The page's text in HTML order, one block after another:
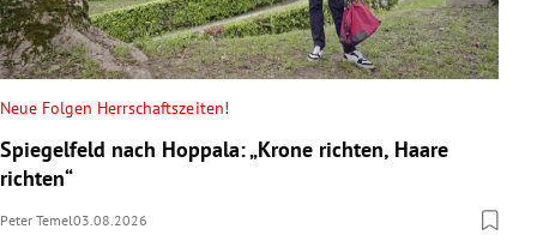
Neue Folgen Herrschaftszeiten!
Spiegelfeld nach Hoppala: „Krone richten, Haare
richten“
Peter Temel03.08.2026